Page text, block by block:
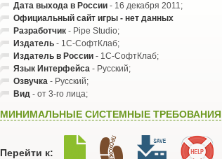
Дата выхода в России - 16 декабря 2011;
Официальный сайт игры - нет данных
Разработчик - Pipe Studio;
Издатель - 1C-СофтКлаб;
Издатель в России - 1C-СофтКлаб;
Язык Интерфейса - Русский;
Озвучка - Русский;
Вид - от 3-го лица;
МИНИМАЛЬНЫЕ СИСТЕМНЫЕ ТРЕБОВАНИЯ
Перейти к: